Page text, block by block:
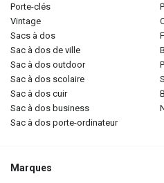
porte-clés
vintage
sacs à dos
sac à dos de ville
sac à dos outdoor
sac à dos scolaire
sac à dos cuir
sac à dos business
sac à dos porte-ordinateur
Marques